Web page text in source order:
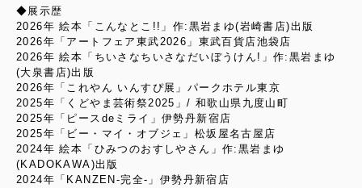
◆展示歴
2026年 絵本「こんなとこ!!」作:黒岩まゆ(岩崎書店)出版
2026年「アートフェア東武2026」東武百貨店池袋店
2026年 絵本「ちいさなちいさなだいぼうけん!」作:黒岩まゆ
(大泉書店)出版
2026年「これやん いんすぴ展」パークホテル東京
2025年「くどやま芸術祭2025」/ 和歌山県九度山町
2025年「ピースdeミライ」伊勢丹新宿店
2025年「ビー・マイ・オブジェ」松坂屋名古屋店
2024年 絵本「ひみつのおすしやさん」作:黒岩まゆ
(KADOKAWA)出版
2024年「KANZEN-完全-」伊勢丹新宿店